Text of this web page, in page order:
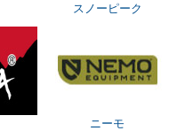
スノーピーク
ニーモ